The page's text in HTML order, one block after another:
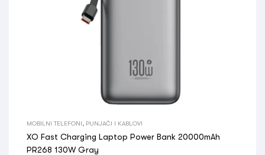
MOBILNI TELEFONI PUNJAČI I KABLOVI
XO Fast Charging Laptop Power Bank 20000mAh
PR268 130W Gray